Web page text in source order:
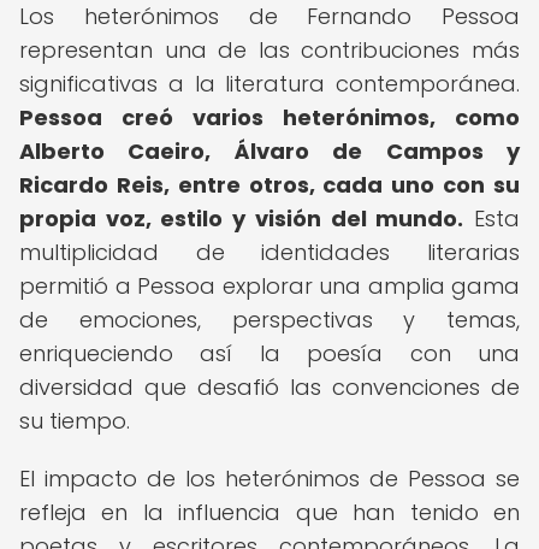
Los heterónimos de Fernando Pessoa
representan una de las contribuciones más
significativas a la literatura contemporánea.
Pessoa creó varios heterónimos, como
Alberto Caeiro, Álvaro de Campos y
Ricardo Reis, entre otros, cada uno con su
propia voz, estilo y visión del mundo. Esta
multiplicidad de identidades literarias
permitió a Pessoa explorar una amplia gama
de emociones, perspectivas y temas,
enriqueciendo así la poesía con una
diversidad que desafió las convenciones de
su tiempo.
El impacto de los heterónimos de Pessoa se
refleja en la influencia que han tenido en